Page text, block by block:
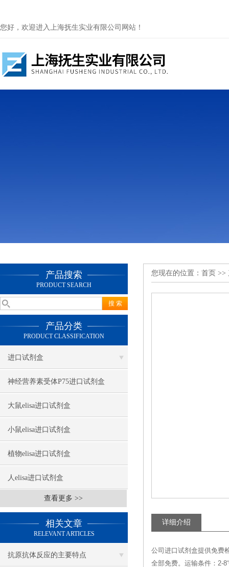
您好，欢迎进入上海抚生实业有限公司网站！
产品搜索
PRODUCT SEARCH
产品分类
PRODUCT CLASSIFICATION
进口试剂盒
神经营养素受体P75进口试剂盒
大鼠elisa进口试剂盒
小鼠elisa进口试剂盒
植物elisa进口试剂盒
人elisa进口试剂盒
查看更多 >>
相关文章
RELEVANT ARTICLES
抗原抗体反应的主要特点
您现在的位置： 首页 >>
详细介绍
公司进口试剂盒提供免费
全部免费。运输条件：2-